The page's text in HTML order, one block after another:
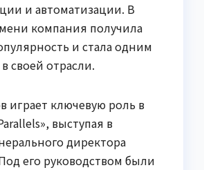
и автоматизации. В
компания получила
и стала одним
своей отрасли.
играет ключевую роль в
выступая в
директора
его руководством были